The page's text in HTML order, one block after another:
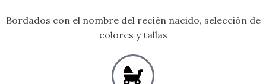
Bordados con el nombre del recién nacido, selección de
colores y tallas